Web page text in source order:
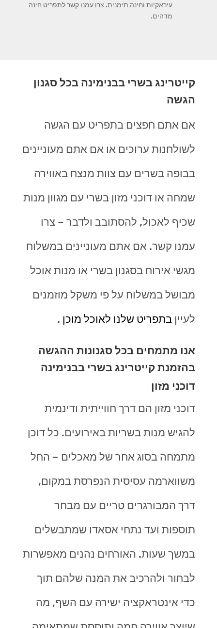
עיראקיות וחינה תימנית. צרו עמנו קשר לתפריט חינה
מדהים.
קייטרינג בשרי בבנימינה בכל סגנון
הגשה
אם אתם חפצים בתפריט עם הגשה
לשולחנות ערוכים או אם אתם מעוניינים
בבופה בשרים עם צוות מנצח באווירה
שמחה או דוכני מזון בשרי עם מגוון מנות
שכיף לאכול, להסתובב ולדבר – צרו
עמנו קשר. אם אתם מעוניינים במשלוח
מגשי אירוח בסגנון בשרי או מנות אוכל
מבושל במשלוח על פי משקל מוזמנים
לעיין בתפריט שלנו לאוכל מוכן .
אנו מתמחים בכל סגנונות ההגשה
בהזמנת קייטרינג בשרי בבנימינה
דוכני מזון
דוכני מזון הם דרך חווייתית ודינמית
להגיש מנות בשריות באירועים. כל דוכן
מתמחה בסוג אחר של מאכלים – החל
משווארמה עסיסית הנפרסת במקום,
דרך המבורגרים טריים עם מבחר
תוספות ועד נתחי אסאדו שמתבשלים
במשך שעות. האורחים נהנים מאפשרות
לבחור ולהרכיב את המנה שלהם תוך
כדי אינטראקציה ישירה עם השף, מה